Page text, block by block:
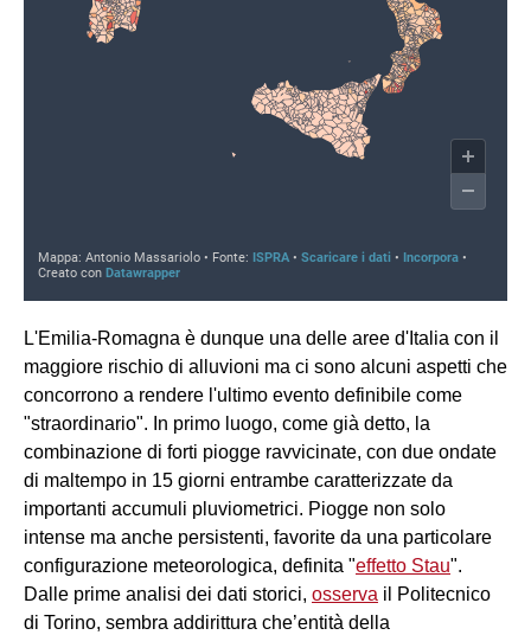
L'Emilia-Romagna è dunque una delle aree d'Italia con il
maggiore rischio di alluvioni ma ci sono alcuni aspetti che
concorrono a rendere l'ultimo evento definibile come
"straordinario". In primo luogo, come già detto, la
combinazione di forti piogge ravvicinate, con due ondate
di maltempo in 15 giorni entrambe caratterizzate da
importanti accumuli pluviometrici. Piogge non solo
intense ma anche persistenti, favorite da una particolare
configurazione meteorologica, definita "effetto Stau".
Dalle prime analisi dei dati storici, osserva il Politecnico
di Torino, sembra addirittura che’entità della